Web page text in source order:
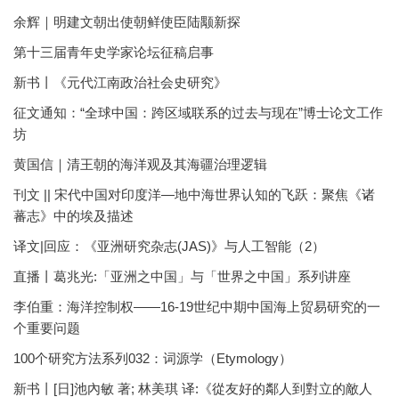
余辉｜明建文朝出使朝鲜使臣陆颙新探
第十三届青年史学家论坛征稿启事
新书丨《元代江南政治社会史研究》
征文通知：“全球中国：跨区域联系的过去与现在”博士论文工作
坊
黄国信｜清王朝的海洋观及其海疆治理逻辑
刊文 || 宋代中国对印度洋—地中海世界认知的飞跃：聚焦《诸
蕃志》中的埃及描述
译文|回应：《亚洲研究杂志(JAS)》与人工智能（2）
直播丨葛兆光:「亚洲之中国」与「世界之中国」系列讲座
李伯重：海洋控制权——16-19世纪中期中国海上贸易研究的一
个重要问题
100个研究方法系列032：词源学（Etymology）
新书丨[日]池內敏 著; 林美琪 译:《從友好的鄰人到對立的敵人